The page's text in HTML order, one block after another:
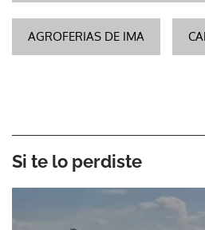
AGROFERIAS DE IMA
Si te lo perdiste